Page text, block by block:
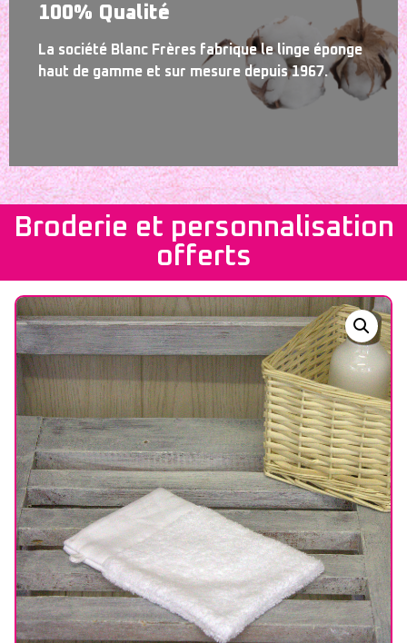
100% Qualité
La société Blanc Frères fabrique le linge éponge
haut de gamme et sur mesure depuis 1967.
Broderie et personnalisation
offerts